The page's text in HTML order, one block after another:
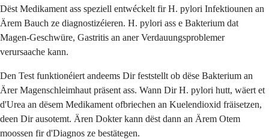
Dëst Medikament ass speziell entwéckelt fir H. pylori Infektiounen an
Ärem Bauch ze diagnostizéieren. H. pylori ass e Bakterium dat
Magen-Geschwüre, Gastritis an aner Verdauungsproblemer
verursaache kann.
Den Test funktionéiert andeems Dir feststellt ob dëse Bakterium an
Ärer Magenschleimhaut präsent ass. Wann Dir H. pylori hutt, wäert et
d'Urea an dësem Medikament ofbriechen an Kuelendioxid fräisetzen,
deen Dir ausotemt. Ären Dokter kann dëst dann an Ärem Otem
moossen fir d'Diagnos ze bestätegen.